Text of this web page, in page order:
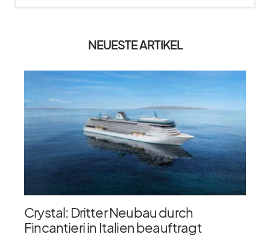
NEUESTE ARTIKEL
Crystal: Dritter Neubau durch
Fincantieri in Italien beauftragt